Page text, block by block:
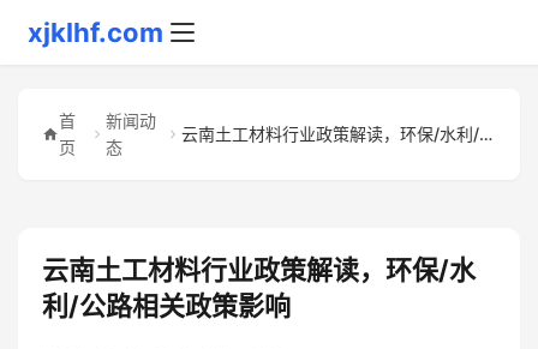
xjklhf.com
首
页
新闻动
态
云南土工材料行业政策解读，环保/水利/公路相关政策影响
云南土工材料行业政策解读，环保/水
利/公路相关政策影响